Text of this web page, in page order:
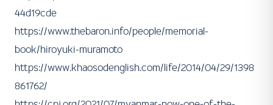
44d19cde
https://www.thebaron.info/people/memorial-
book/hiroyuki-muramoto
https://www.khaosodenglish.com/life/2014/04/29/1398
861762/